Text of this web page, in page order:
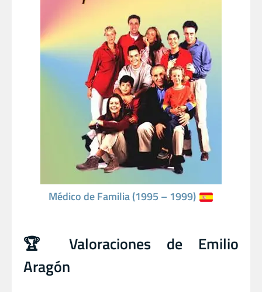
Médico de Familia (1995 – 1999)
🏆 Valoraciones de Emilio
Aragón